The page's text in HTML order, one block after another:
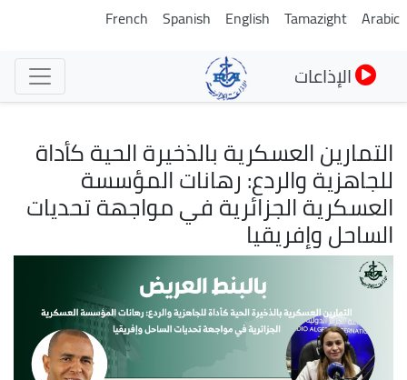
تجاوز
Arabic
Tamazight
English
Spanish
French
الإذاعات
التمارين العسكرية بالذخيرة الحية كأداة
للجاهزية والردع: رهانات المؤسسة
العسكرية الجزائرية في مواجهة تحديات
الساحل وإفريقيا
الصورة